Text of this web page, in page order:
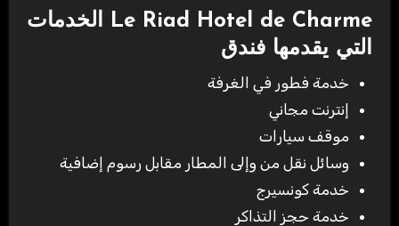
Le Riad Hotel de Charme الخدمات
التي يقدمها فندق
خدمة فطور في الغرفة
إنترنت مجاني
موقف سيارات
وسائل نقل من وإلى المطار مقابل رسوم إضافية
خدمة كونسيرج
خدمة حجز التذاكر